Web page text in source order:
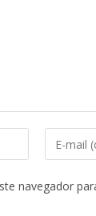
navegador